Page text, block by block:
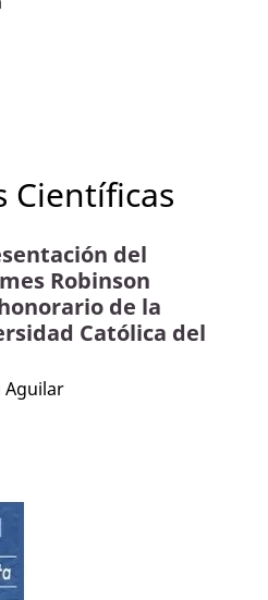
Científicas
del
Robinson
de la
Católica del
Aguilar